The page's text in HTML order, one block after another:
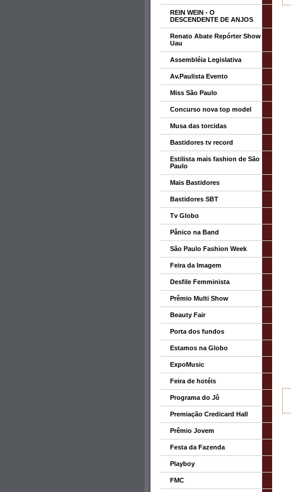
REIN WEIN - O
DESCENDENTE DE ANJOS
Renato Abate Repórter Show
Uau
Assembléia Legislativa
Av.Paulista Evento
Miss São Paulo
Concurso nova top model
Musa das torcidas
Bastidores tv record
Estilista mais fashion de São
Paulo
Mais Bastidores
Bastidores SBT
Tv Globo
Pânico na Band
São Paulo Fashion Week
Feira da Imagem
Desfile Femminista
Prêmio Multi Show
Beauty Fair
Porta dos fundos
Estamos na Globo
ExpoMusic
Feira de hotéis
Programa do Jô
Premiação Credicard Hall
Prêmio Jovem
Festa da Fazenda
Playboy
FMC